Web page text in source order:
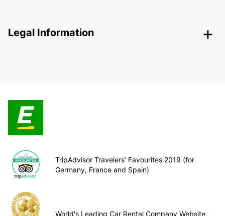
Legal Information
TripAdvisor Travelers’ Favourites 2019 (for
Germany, France and Spain)
World's Leading Car Rental Company Website